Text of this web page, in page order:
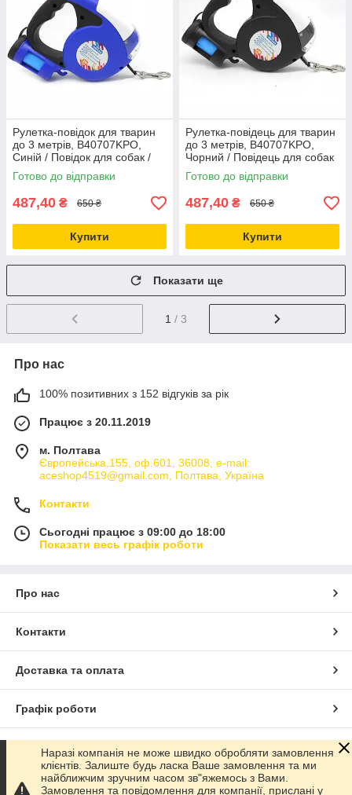
Рулетка-повідок для тварин
до 3 метрів, B40707KPO,
Синій / Повідок для собак /
Автоматичний повідок
Готово до відправки
487,40 ₴ 650 ₴
Купити
Рулетка-повідець для тварин
до 3 метрів, B40707KPO,
Чорний / Повідець для собак
/ Автоматичний повідець
Готово до відправки
487,40 ₴ 650 ₴
Купити
Показати ще
1 / 3
Про нас
100% позитивних з 152 відгуків за рік
Працює з 20.11.2019
м. Полтава
Європейська,155, оф.601, 36008, e-mail:
aceshop4519@gmail.com, Полтава, Україна
Контакти
Сьогодні працює з 09:00 до 18:00
Показати весь графік роботи
Про нас
Контакти
Доставка та оплата
Графік роботи
Повна версія сайту
Сайт створено на маркетплейсіProm.ua
Наразі компанія не може швидко обробляти замовлення
клієнтів. Залиште будь ласка Ваше замовлення та ми
найближчим зручним часом зв"яжемось з Вами.
Замовлення та повідомлення для компанії, прислані у